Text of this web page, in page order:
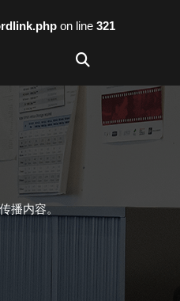
on line 321
播内容。